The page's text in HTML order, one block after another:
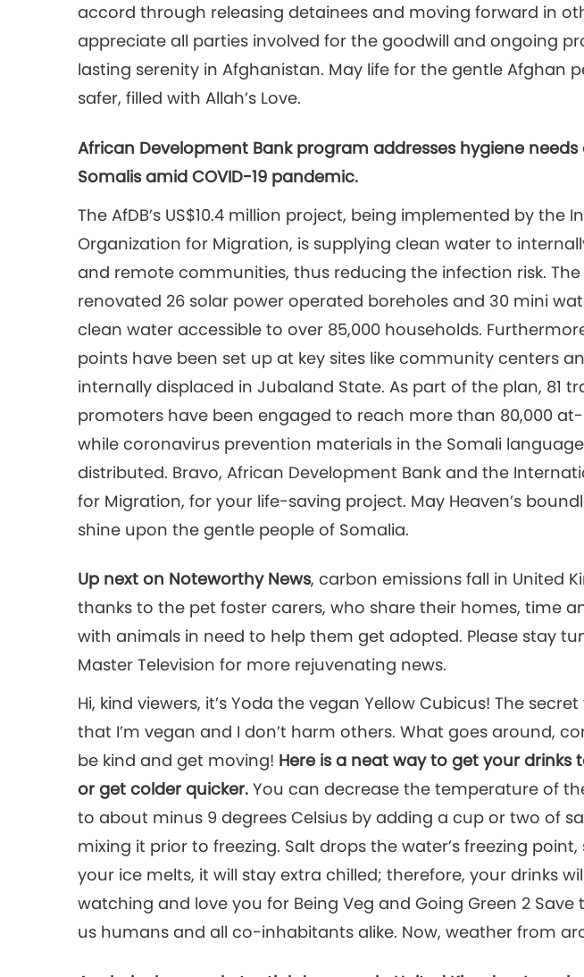
accord through releasing detainees and moving forward in
appreciate all parties involved for the goodwill and ongoing
lasting serenity in Afghanistan. May life for the gentle Afghan
safer, filled with Allah’s Love.
African Development Bank program addresses hygiene
Somalis amid COVID-19 pandemic.
The AfDB’s US$10.4 million project, being implemented by the
Organization for Migration, is supplying clean water to
and remote communities, thus reducing the infection risk.
renovated 26 solar power operated boreholes and 30 mini
clean water accessible to over 85,000 households.
points have been set up at key sites like community centers
internally displaced in Jubaland State. As part of the plan, 81
promoters have been engaged to reach more than 80,000 at-
while coronavirus prevention materials in the Somali
distributed. Bravo, African Development Bank and the
for Migration, for your life-saving project. May Heaven’s
shine upon the gentle people of Somalia.
Up next on Noteworthy News, carbon emissions fall in United
thanks to the pet foster carers, who share their homes, time
with animals in need to help them get adopted. Please stay
Master Television for more rejuvenating news.
Hi, kind viewers, it’s Yoda the vegan Yellow Cubicus! The
that I’m vegan and I don’t harm others. What goes around,
be kind and get moving! Here is a neat way to get your drinks
or get colder quicker.You can decrease the temperature of
to about minus 9 degrees Celsius by adding a cup or two of
mixing it prior to freezing. Salt drops the water’s freezing
your ice melts, it will stay extra chilled; therefore, your drinks
watching and love you for Being Veg and Going Green 2 Save
us humans and all co-inhabitants alike. Now, weather from